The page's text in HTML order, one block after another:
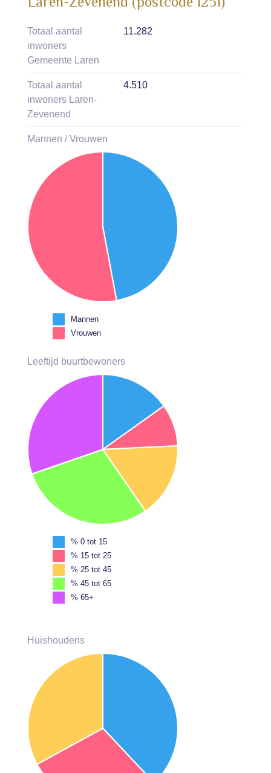
Totaal aantal
inwoners
Gemeente Laren
11.282
Totaal aantal
inwoners Laren-
Zevenend
4.510
Mannen / Vrouwen
Mannen
Vrouwen
Leeftijd buurtbewoners
% 0 tot 15
% 15 tot 25
% 25 tot 45
% 45 tot 65
% 65+
Huishoudens